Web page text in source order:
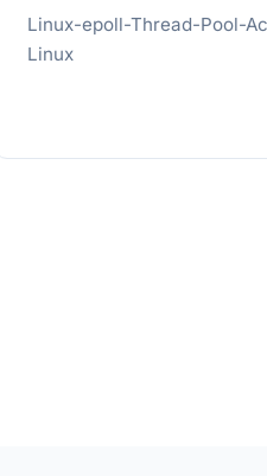
Linux-epoll-Thread-Pool-
Linux